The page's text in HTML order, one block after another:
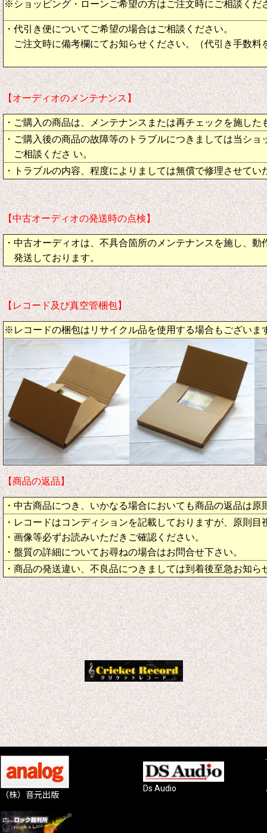
※ショッピング・ローンご希望の方はご注文時にご相談くだ
・代引き便についてご希望の場合はご相談ください。
ご注文時に備考欄にてお知らせください。（代引き手数料
【オーディオのメンテナンス】
・ご購入の商品は、メンテナンスまたは再チェックを施し
・ご購入後の商品の故障等のトラブルにつきましては当ショ
ご相談くださ い。
・トラブルの内容、程度によりましては無償で修理させてい
【中古オーディオの発送時の点検】
・中古オーディオは、不具合箇所のメンテナンスを施し、動
発送しております。
【レコード及び真空管梱包】
※レコードの梱包はリサイクル品を使用する場合もございま
【商品の返品】
・中古商品につき、いかなる場合においても商品の返品は原
・レコードはコンディションを記載しておりますが、原則目
・画像等必ずお読みいただきご確認ください。
・盤質の詳細についてお尋ねの場合はお問合せ下さい。
・商品の発送違い、不良品につきましては到着後至急お知ら
（株）音元出版
Ds Audio